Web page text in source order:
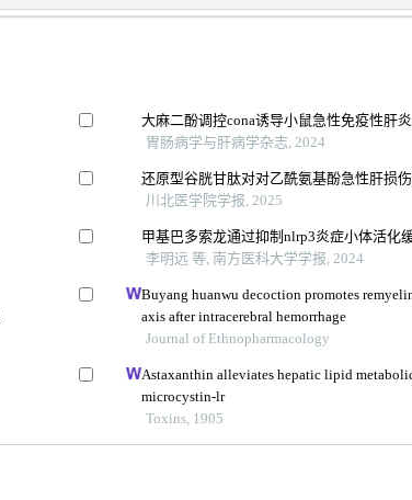
大麻二酚调控cona诱导小鼠急性免疫性肝
胃肠病学与肝病学杂志, 2024
还原型谷胱甘肽对对乙酰氨基酚急性肝损
川北医学院学报, 2025
甲基巴多索龙通过抑制nlrp3炎症小体活化
李明远 等, 南方医科大学学报, 2024
Buyang huanwu decoction promotes
axis after intracerebral hemorrhage
Journal of Ethnopharmacology
Astaxanthin alleviates hepatic lipid
microcystin-lr
Toxins, 1905